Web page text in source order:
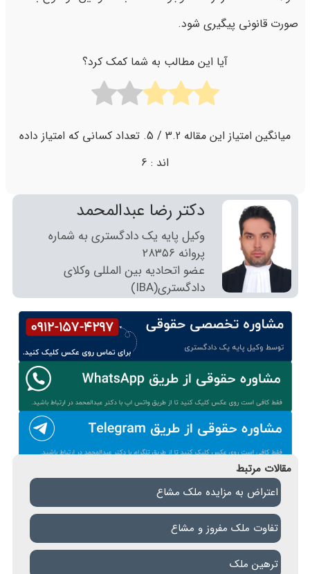
صورت قانونی پیگیری شود.
آیا این مطالب به شما کمک کرد؟
میانگین امتیاز این مقاله 3.2
/ 5. تعداد کسانی که امتیاز داده
اند : 6
دکتر رضا عبدالمحمد
وکیل پایه یک دادگستری به شماره
پروانه ٢٨٣٥٦
عضو اتحادیه بین المللی وکلای
دادگستری(IBA)
مقالات مرتبط
اعتراض به مزایده ملک مشاع
تفاوت ملک مفروز و مشاع
ترهین ملک